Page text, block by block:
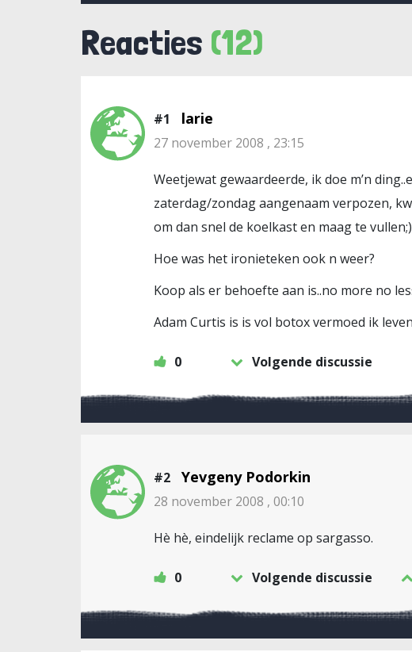
Reacties (12)
#1 larie
27 november 2008 , 23:15
Weetjewat gewaardeerde, ik doe m’n
zaterdag/zondag aangenaam verpozen,
om dan snel de koelkast en maag te vullen;)
Hoe was het ironieteken ook n weer?
Koop als er behoefte aan is..no more no
Adam Curtis is is vol botox vermoed ik
0 Volgende discussie
#2 Yevgeny Podorkin
28 november 2008 , 00:10
Hè hè, eindelijk reclame op sargasso.
0 Volgende discussie